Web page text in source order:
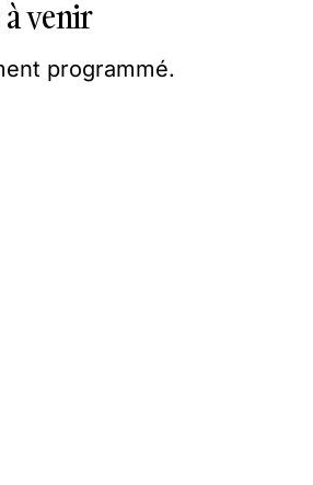
à venir
programmé.